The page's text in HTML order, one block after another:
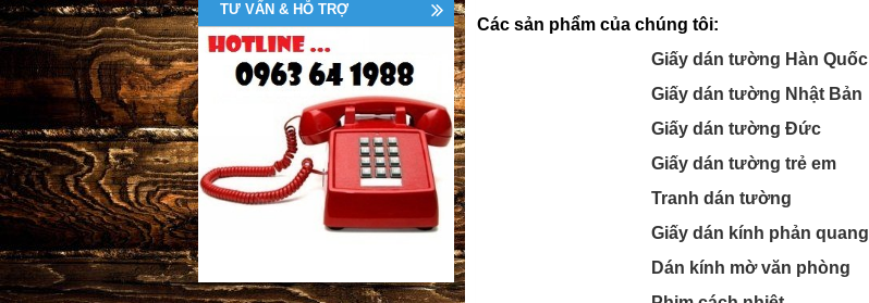
Các sản phẩm của chúng tôi:
Giấy dán tường Hàn Quốc
Giấy dán tường Nhật Bản
Giấy dán tường Đức
Giấy dán tường trẻ em
Tranh dán tường
Giấy dán kính phản quang
Dán kính mờ văn phòng
TƯ VẤN & HỖ TRỢ